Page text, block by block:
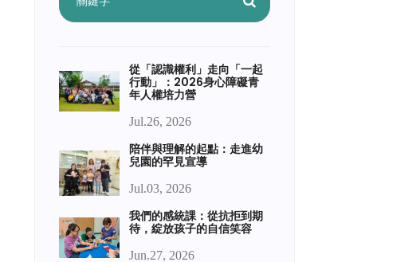
從「認識權利」走向「一起
行動」：2026身心障礙青
年人權培力營
Jul.26, 2026
陪伴與理解的起點：走進幼
兒園的罕見宣導
Jul.03, 2026
我們的感統課：從抗拒到期
待，綻放孩子的自信笑容
Jun.27, 2026